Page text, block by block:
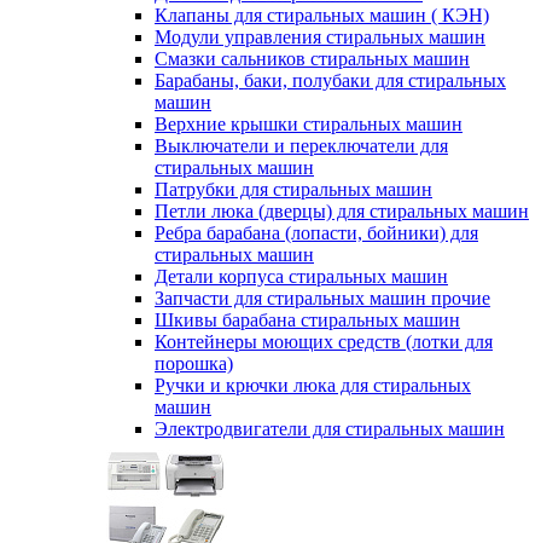
Клапаны для стиральных машин ( КЭН)
Модули управления стиральных машин
Смазки сальников стиральных машин
Барабаны, баки, полубаки для стиральных
машин
Верхние крышки стиральных машин
Выключатели и переключатели для
стиральных машин
Патрубки для стиральных машин
Петли люка (дверцы) для стиральных машин
Ребра барабана (лопасти, бойники) для
стиральных машин
Детали корпуса стиральных машин
Запчасти для стиральных машин прочие
Шкивы барабана стиральных машин
Контейнеры моющих средств (лотки для
порошка)
Ручки и крючки люка для стиральных
машин
Электродвигатели для стиральных машин